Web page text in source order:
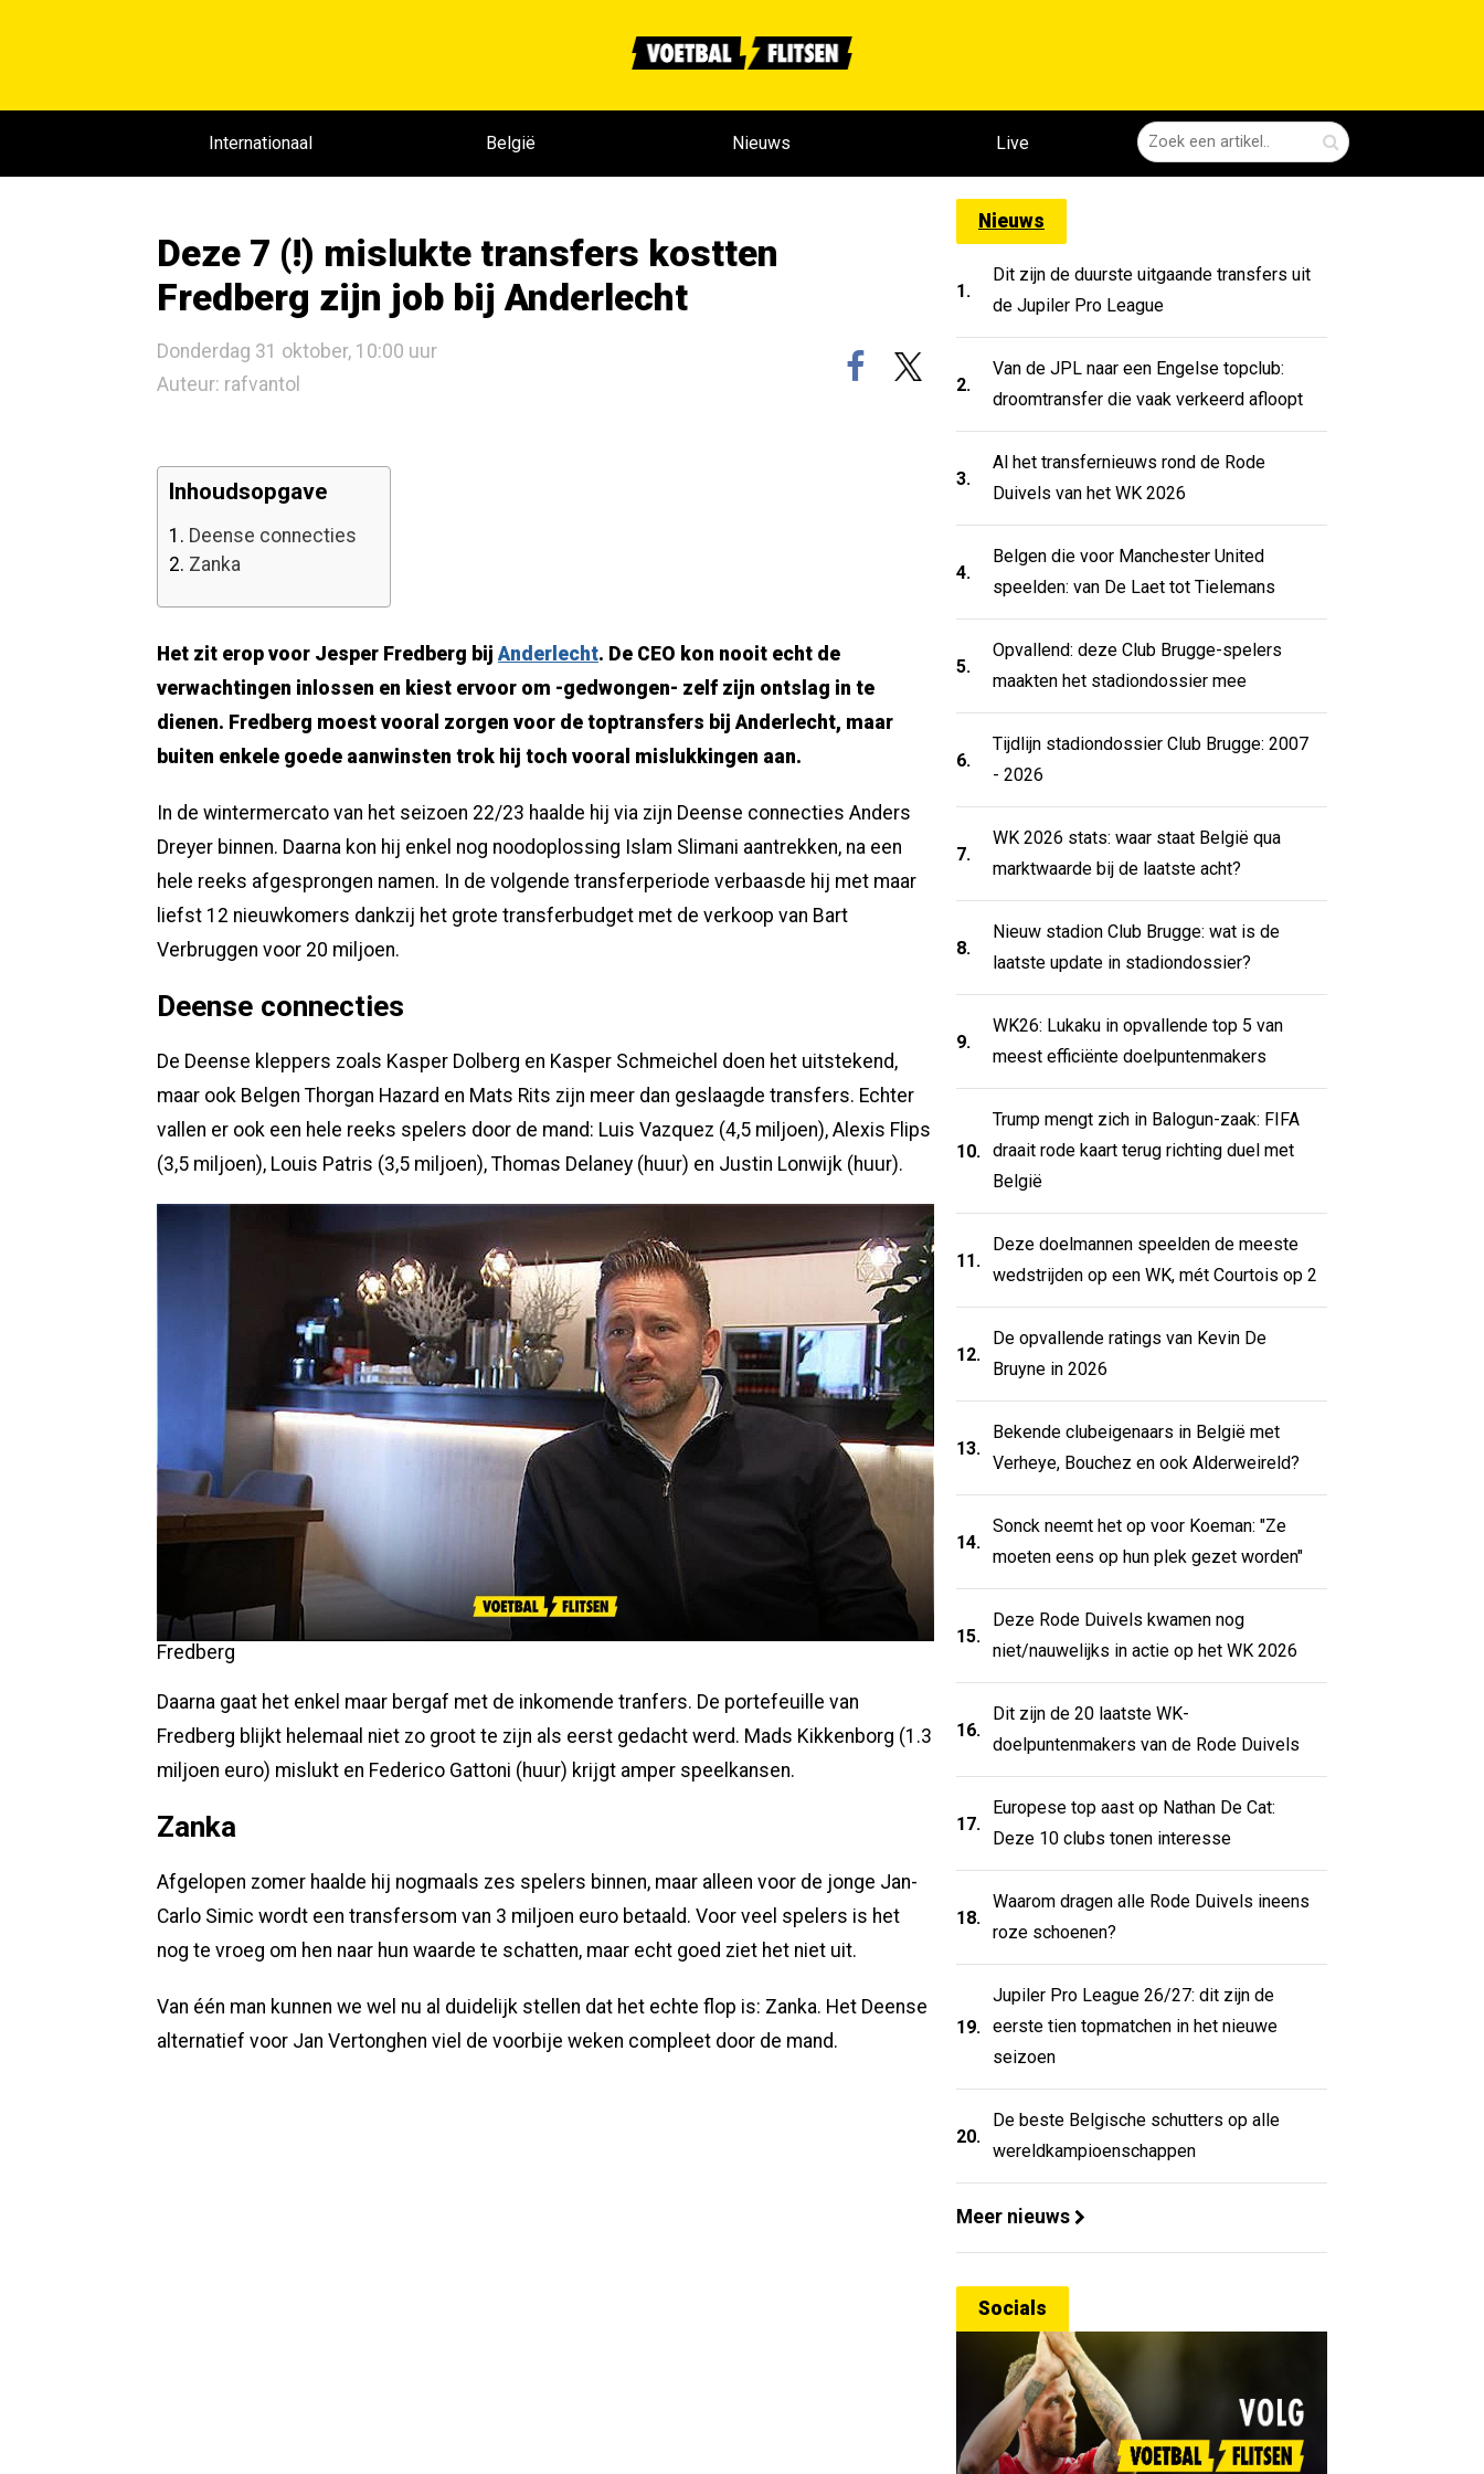
Internationaal België Nieuws Live
Deze 7 (!) mislukte transfers kostten
Fredberg zijn job bij Anderlecht
Donderdag 31 oktober, 10:00 uur
Auteur: rafvantol
Inhoudsopgave
1. Deense connecties
2. Zanka
Het zit erop voor Jesper Fredberg bij Anderlecht. De CEO kon nooit echt de
verwachtingen inlossen en kiest ervoor om -gedwongen- zelf zijn ontslag in te
dienen. Fredberg moest vooral zorgen voor de toptransfers bij Anderlecht, maar
buiten enkele goede aanwinsten trok hij toch vooral mislukkingen aan.
In de wintermercato van het seizoen 22/23 haalde hij via zijn Deense connecties Anders
Dreyer binnen. Daarna kon hij enkel nog noodoplossing Islam Slimani aantrekken, na een
hele reeks afgesprongen namen. In de volgende transferperiode verbaasde hij met maar
liefst 12 nieuwkomers dankzij het grote transferbudget met de verkoop van Bart
Verbruggen voor 20 miljoen.
Deense connecties
De Deense kleppers zoals Kasper Dolberg en Kasper Schmeichel doen het uitstekend,
maar ook Belgen Thorgan Hazard en Mats Rits zijn meer dan geslaagde transfers. Echter
vallen er ook een hele reeks spelers door de mand: Luis Vazquez (4,5 miljoen), Alexis Flips
(3,5 miljoen), Louis Patris (3,5 miljoen), Thomas Delaney (huur) en Justin Lonwijk (huur).
Fredberg
Daarna gaat het enkel maar bergaf met de inkomende tranfers. De portefeuille van
Fredberg blijkt helemaal niet zo groot te zijn als eerst gedacht werd. Mads Kikkenborg (1.3
miljoen euro) mislukt en Federico Gattoni (huur) krijgt amper speelkansen.
Zanka
Afgelopen zomer haalde hij nogmaals zes spelers binnen, maar alleen voor de jonge Jan-
Carlo Simic wordt een transfersom van 3 miljoen euro betaald. Voor veel spelers is het
nog te vroeg om hen naar hun waarde te schatten, maar echt goed ziet het niet uit.
Van één man kunnen we wel nu al duidelijk stellen dat het echte flop is: Zanka. Het Deense
alternatief voor Jan Vertonghen viel de voorbije weken compleet door de mand.
Nieuws
1.
Dit zijn de duurste uitgaande transfers uit
de Jupiler Pro League
2.
Van de JPL naar een Engelse topclub:
droomtransfer die vaak verkeerd afloopt
3.
Al het transfernieuws rond de Rode
Duivels van het WK 2026
4.
Belgen die voor Manchester United
speelden: van De Laet tot Tielemans
5.
Opvallend: deze Club Brugge-spelers
maakten het stadiondossier mee
6.
Tijdlijn stadiondossier Club Brugge: 2007
- 2026
7.
WK 2026 stats: waar staat België qua
marktwaarde bij de laatste acht?
8.
Nieuw stadion Club Brugge: wat is de
laatste update in stadiondossier?
9.
WK26: Lukaku in opvallende top 5 van
meest efficiënte doelpuntenmakers
10.
Trump mengt zich in Balogun-zaak: FIFA
draait rode kaart terug richting duel met
België
11.
Deze doelmannen speelden de meeste
wedstrijden op een WK, mét Courtois op 2
12.
De opvallende ratings van Kevin De
Bruyne in 2026
13.
Bekende clubeigenaars in België met
Verheye, Bouchez en ook Alderweireld?
14.
Sonck neemt het op voor Koeman: "Ze
moeten eens op hun plek gezet worden"
15.
Deze Rode Duivels kwamen nog
niet/nauwelijks in actie op het WK 2026
16.
Dit zijn de 20 laatste WK-
doelpuntenmakers van de Rode Duivels
17.
Europese top aast op Nathan De Cat:
Deze 10 clubs tonen interesse
18.
Waarom dragen alle Rode Duivels ineens
roze schoenen?
19.
Jupiler Pro League 26/27: dit zijn de
eerste tien topmatchen in het nieuwe
seizoen
20.
De beste Belgische schutters op alle
wereldkampioenschappen
Meer nieuws
Socials